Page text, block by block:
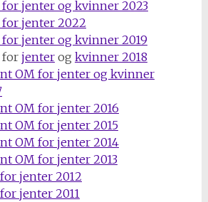
jenter og kvinner 2023
jenter 2022
jenter og kvinner 2019
for jenterog kvinner 2018
OM for jenter og kvinner
OM for jenter 2016
OM for jenter 2015
OM for jenter 2014
OM for jenter 2013
jenter 2012
jenter 2011